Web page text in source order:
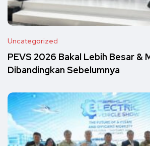
Uncategorized
PEVS 2026 Bakal Lebih Besar &
Dibandingkan Sebelumnya